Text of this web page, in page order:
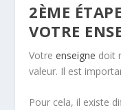
2ÈME
VOTRE
Votreenseigne doit
valeur. Il est
Pour cela, il existe